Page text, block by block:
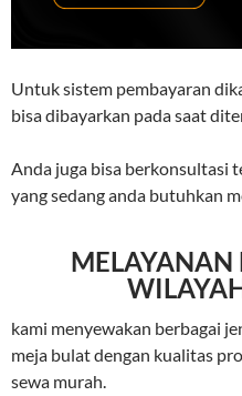
Untuk sistem pembayaran
bisa dibayarkan pada saat
Anda juga bisa berkonsultasi
yang sedang anda butuhkan
MELAYANAN
kami menyewakan berbagai
meja bulat dengan kualitas
sewa murah.